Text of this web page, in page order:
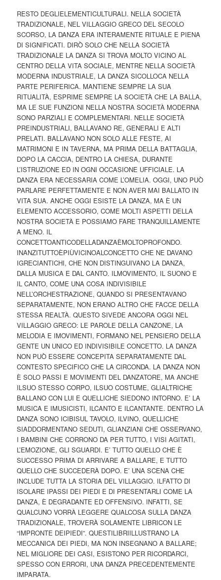
RESTO DEGLIELEMENTICULTURALI. NELLA SOCIETÀ
TRADIZIONALE, NEL VILLAGGIO GRECO DEL SECOLO
SCORSO, LA DANZA ERA INTERAMENTE RITUALE E PIENA
DI SIGNIFICATI. DIRÒ SOLO CHE NELLA SOCIETÀ
TRADIZIONALE LA DANZA SI TROVA MOLTO VICINO AL
CENTRO DELLA VITA SOCIALE, MENTRE NELLA SOCIETÀ
MODERNA INDUSTRIALE, LA DANZA SICOLLOCA NELLA
PARTE PERIFERICA. MANTIENE SEMPRE LA SUA
RITUALITÀ, ESPRIME SEMPRE LA SOCIETÀ CHE LA BALLA,
MA LE SUE FUNZIONI NELLA NOSTRA SOCIETÀ MODERNA
SONO PARZIALI E COMPLEMENTARI. NELLE SOCIETÀ
PREINDUSTRIALI, BALLAVANO RE, GENERALI E ALTI
PRELATI. BALLAVANO NON SOLO ALLE FESTE, AI
MATRIMONI E IN TAVERNA, MA PRIMA DELLA BATTAGLIA,
DOPO LA CACCIA, DENTRO LA CHIESA, DURANTE
L’ISTRUZIONE ED IN OGNI OCCASIONE UFFICIALE. LA
DANZA ERA NECESSARIA COME L’OMELIA. OGGI, UNO PUÒ
PARLARE PERFETTAMENTE E NON AVER MAI BALLATO IN
VITA SUA. ANCHE OGGI ESISTE LA DANZA, MA È UN
ELEMENTO ACCESSORIO, COME MOLTI ASPETTI DELLA
NOSTRA SOCIETÀ E POSSIAMO FARE TRANQUILLAMENTE
A MENO. IL
CONCETTOANTICODELLADANZAÈMOLTOPROFONDO.
INANZITUTTOÈPIÙVICINOALCONCETTO CHE NE DAVANO
IGRECIANTICHI, CHE NON DISTINGUIVANO LA DANZA,
DALLA MUSICA E DAL CANTO. ILMOVIMENTO, IL SUONO E
IL CANTO, COME UNA COSA INDIVISIBILE
NELL’ORCHESTRAZIONE, QUANDO SI PRESENTAVANO
SEPARATAMENTE, NON ERANO ALTRO CHE FACCE DELLA
STESSA REALTÀ. QUESTO SIVEDE ANCORA OGGI NEL
VILLAGGIO GRECO: LE PAROLE DELLA CANZONE, LA
MELODIA E IMOVIMENTI, FORMANO NEL PENSIERO DELLA
GENTE UN UNICO ED INDIVISIBILE CONCETTO. LA DANZA
NON PUÒ ESSERE CONCEPITA SEPARATAMENTE DAL
CONTESTO SPECIFICO CHE LA CIRCONDA. LA DANZA NON
È SOLO PASSI E MOVIMENTI DEL DANZATORE, MA ANCHE
ILSUO STESSO CORPO, ILSUO COSTUME, GLIALTRICHE
BALLANO CON LUI E QUELLICHE SIEDONO INTORNO. E’ LA
MUSICA E IMUSICISTI, ILCANTO E ILCANTANTE. DENTRO LA
DANZA SONO ICIBISUL TAVOLO, ILVINO, QUELLICHE
SIADDORMENTANO SEDUTI, GLIANZIANI CHE OSSERVANO,
I BAMBINI CHE CORRONO DA PER TUTTO, I VISI AGITATI,
L’EMOZIONE, GLI SGUARDI. E’ TUTTO QUELLO CHE È
SUCCESSO PRIMA DI ARRIVARE A BALLARE, E TUTTO
QUELLO CHE SUCCEDERÀ DOPO. E’ UNA SCENA CHE
INCLUDE TUTTA LA STORIA DEL VILLAGGIO. ILFATTO DI
ISOLARE IPASSI DEI PIEDI E DI PRESENTARLI COME LA
DANZA, È DEGRADANTE ED OFFENSIVO. INFATTI, SE
QUALCUNO VORRÀ LEGGERE QUALCOSA SULLA DANZA
TRADIZIONALE, TROVERÀ SOLAMENTE LIBRICON LE
“IMPRONTE DEIPIEDI”. QUESTILIBRIILLUSTRANO LA
MECCANICA DEI PIEDI, MA NON INSEGNANO A BALLARE;
NEL MIGLIORE DEI CASI, ESISTONO PER RICORDARCI,
SPESSO CON ERRORI, UNA DANZA PRECEDENTEMENTE
IMPARATA.